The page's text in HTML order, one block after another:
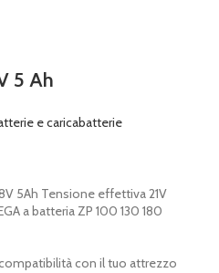
5 Ah
e caricabatterie
5Ah Tensione effettiva 21V
a batteria ZP 100 130 180
con il tuo attrezzo